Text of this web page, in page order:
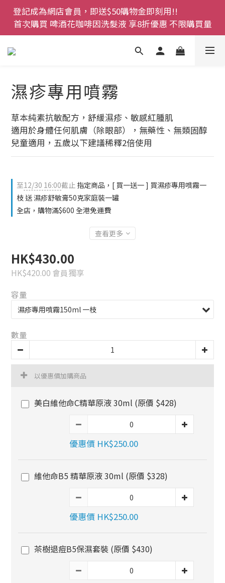
登記成為網店會員，即送$50購物金即刻用!!
首次購買 啤酒花咖啡因洗髮液 享8折優惠 不限購買量
網店會員一年內累積消費 $4500 即刻變身 VIP 全年正
價貨 85 折，幫朋友買大家一齊抵 !!
今期優惠!! 濕疹救星 濕疹專用噴霧 買一枝送一件 50克
登記成為網店會員，即送$50購物金即刻用!!
濕疹專用噴霧
草本純素抗敏配方，舒緩濕疹、敏感紅腫肌
適用於身體任何肌膚（除眼部），無藥性、無類固醇
兒童適用，五歲以下建議稀釋2倍使用
至12/30 16:00截止 指定商品，[ 買一送一 ] 買濕疹專用噴霧一
枝 送 濕疹舒敏膏50克家庭裝一罐
全店，購物滿$600 全港免運費
查看更多
HK$430.00
HK$420.00 會員獨享
容量
數量
以優惠價加購商品
美白維他命C精華原液 30ml (原價 $428)
優惠價 HK$250.00
維他命B5 精華原液 30ml (原價 $328)
優惠價 HK$250.00
茶樹退痘B5保濕套裝 (原價 $430)